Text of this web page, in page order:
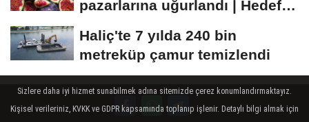
pazarlarına uğurlandı | Hedef
Haliç'te 7 yılda 240 bin
metreküp çamur temizlendi
Sizlere daha iyi hizmet sunabilmek adına sitemizde çerez konumlandırmaktayız.
Kişisel verileriniz, KVKK ve GDPR kapsamında toplanıp işlenir. Detaylı bilgi almak için